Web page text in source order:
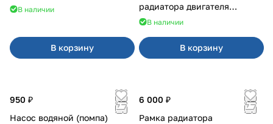
В наличии
В корзину
радиатора двигателя
Приора 2170 Panasonic
В наличии
В корзину
950 ₽
Насос водяной (помпа)
6 000 ₽
Рамка радиатора